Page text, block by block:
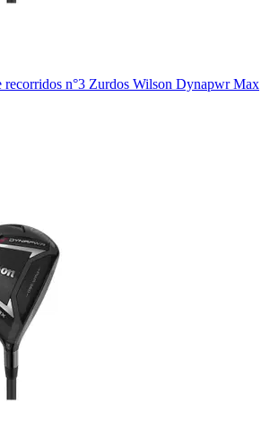
recorridos n°3 Zurdos Wilson Dynapwr Max